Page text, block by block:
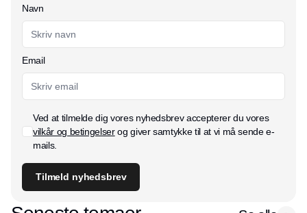
Navn
Email
Ved at tilmelde dig vores nyhedsbrev accepterer du vores
vilkår og betingelserog giver samtykke til at vi må sende e-
mails.
Tilmeld nyhedsbrev